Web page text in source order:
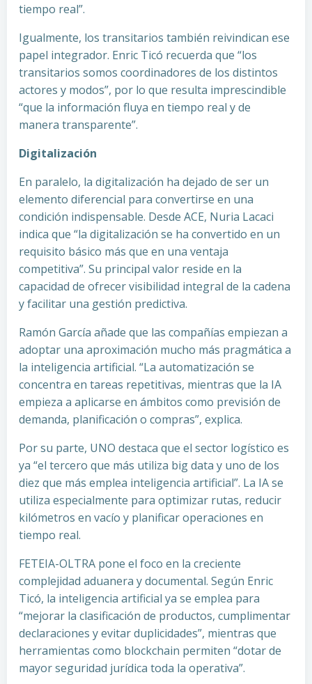
tiempo real”.
Igualmente, los transitarios también reivindican ese
papel integrador. Enric Ticó recuerda que “los
transitarios somos coordinadores de los distintos
actores y modos”, por lo que resulta imprescindible
“que la información fluya en tiempo real y de
manera transparente”.
Digitalización
En paralelo, la digitalización ha dejado de ser un
elemento diferencial para convertirse en una
condición indispensable. Desde ACE, Nuria Lacaci
indica que “la digitalización se ha convertido en un
requisito básico más que en una ventaja
competitiva”. Su principal valor reside en la
capacidad de ofrecer visibilidad integral de la cadena
y facilitar una gestión predictiva.
Ramón García añade que las compañías empiezan a
adoptar una aproximación mucho más pragmática a
la inteligencia artificial. “La automatización se
concentra en tareas repetitivas, mientras que la IA
empieza a aplicarse en ámbitos como previsión de
demanda, planificación o compras”, explica.
Por su parte, UNO destaca que el sector logístico es
ya “el tercero que más utiliza big data y uno de los
diez que más emplea inteligencia artificial”. La IA se
utiliza especialmente para optimizar rutas, reducir
kilómetros en vacío y planificar operaciones en
tiempo real.
FETEIA-OLTRA pone el foco en la creciente
complejidad aduanera y documental. Según Enric
Ticó, la inteligencia artificial ya se emplea para
“mejorar la clasificación de productos, cumplimentar
declaraciones y evitar duplicidades”, mientras que
herramientas como blockchain permiten “dotar de
mayor seguridad jurídica toda la operativa”.